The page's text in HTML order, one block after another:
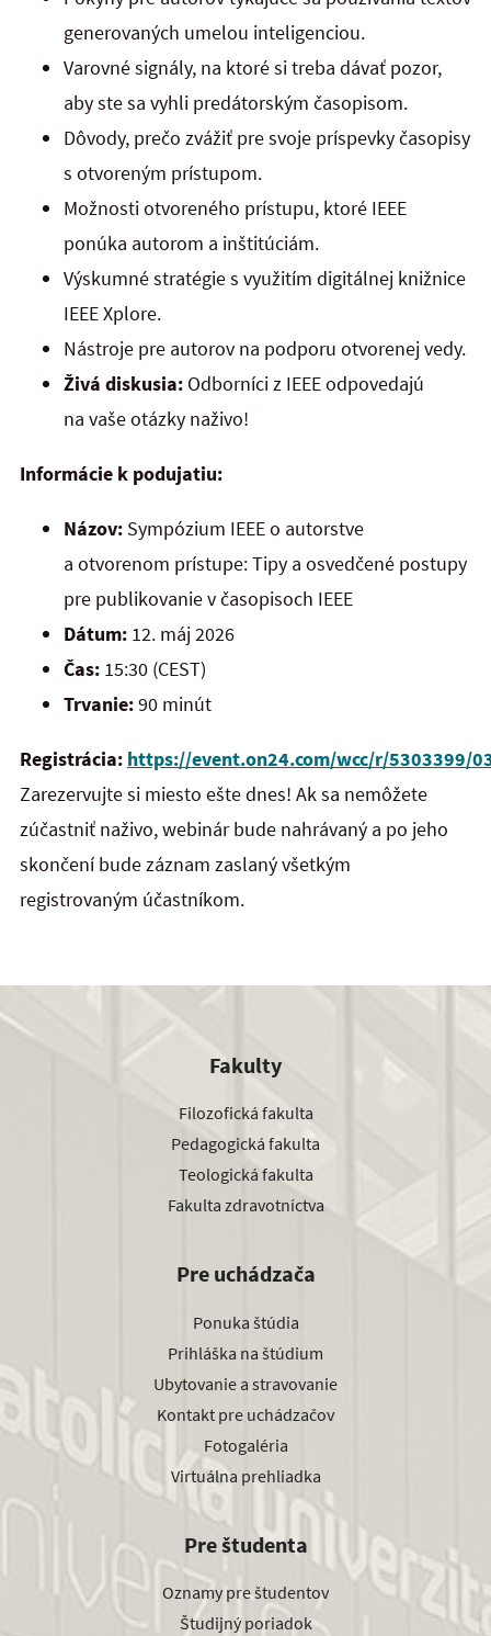
generovaných umelou inteligenciou.
Varovné signály, na ktoré si treba dávať pozor,
aby ste sa vyhli predátorským časopisom.
Dôvody, prečo zvážiť pre svoje príspevky časopisy
s otvoreným prístupom.
Možnosti otvoreného prístupu, ktoré IEEE
ponúka autorom a inštitúciám.
Výskumné stratégie s využitím digitálnej knižnice
IEEE Xplore.
Nástroje pre autorov na podporu otvorenej vedy.
Živá diskusia: Odborníci z IEEE odpovedajú
na vaše otázky naživo!
Informácie k podujatiu:
Názov: Sympózium IEEE o autorstve
a otvorenom prístupe: Tipy a osvedčené postupy
pre publikovanie v časopisoch IEEE
Dátum: 12. máj 2026
Čas: 15:30 (CEST)
Trvanie:90 minút
Registrácia: https://event.on24.com/wcc/r/5303399/
Zarezervujte si miesto ešte dnes! Ak sa nemôžete
zúčastniť naživo, webinár bude nahrávaný a po jeho
skončení bude záznam zaslaný všetkým
registrovaným účastníkom.
Fakulty
Filozofická fakulta
Pedagogická fakulta
Teologická fakulta
Fakulta zdravotníctva
Pre uchádzača
Ponuka štúdia
Prihláška na štúdium
Ubytovanie a stravovanie
Kontakt pre uchádzačov
Fotogaléria
Virtuálna prehliadka
Pre študenta
Oznamy pre študentov
Študijný poriadok